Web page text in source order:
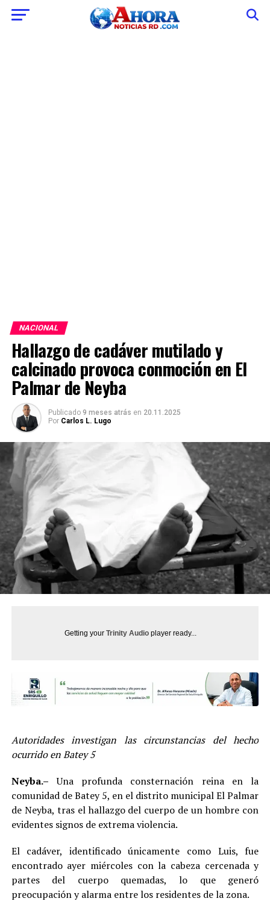
NACIONAL
Hallazgo de cadáver mutilado y
calcinado provoca conmoción en El
Palmar de Neyba
Publicado 9 meses atrás en 20.11.2025
Por Carlos L. Lugo
Getting your Trinity Audioplayer ready...
Autoridades investigan las circunstancias del hecho
ocurrido en Batey 5
Neyba.– Una profunda consternación reina en la
comunidad de Batey 5, en el distrito municipal El Palmar
de Neyba, tras el hallazgo del cuerpo de un hombre con
evidentes signos de extrema violencia.
El cadáver, identificado únicamente como Luis, fue
encontrado ayer miércoles con la cabeza cercenada y
partes del cuerpo quemadas, lo que generó
preocupación y alarma entre los residentes de la zona.